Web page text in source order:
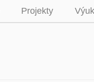
Projekty